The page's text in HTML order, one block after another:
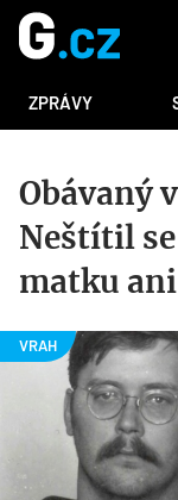
ZPRÁVY
Obávaný
Neštítil
matku